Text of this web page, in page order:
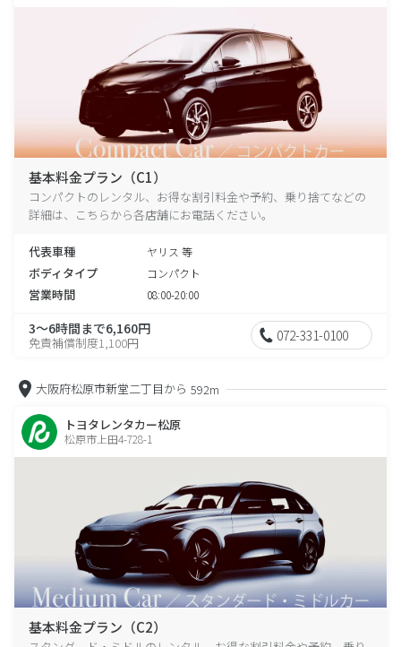
基本料金プラン（C1）
コンパクトのレンタル、お得な割引料金や予約、乗り捨てなどの
詳細は、こちらから各店舗にお電話ください。
代表車種 ヤリス 等
ボディタイプ コンパクト
営業時間 08:00-20:00
3～6時間まで6,160円
免責補償制度1,100円 072-331-0100
大阪府松原市新堂二丁目から 592m
トヨタレンタカー松原
松原市上田4-728-1
基本料金プラン（C2）